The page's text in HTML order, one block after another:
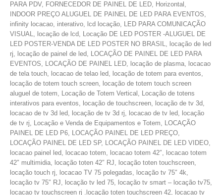
PARA PDV, FORNECEDOR DE PAINEL DE LED, Horizontal,
INDOOR PREÇO ALUGUEL DE PAINEL DE LED PARA EVENTOS,
infinity locacao, interativo, lcd locação, LED PARA COMUNICAÇÃO
VISUAL, locação de lcd, Locação DE LED POSTER -ALUGUEL DE
LED POSTER-VENDA DE LED POSTER NO BRASIL, locação de led
rj, locação de painel de led, LOCAÇÃO DE PAINEL DE LED PARA
EVENTOS, LOCAÇÃO DE PAINEL LED, locação de plasma, locacao
de tela touch, locacao de telao led, locação de totem para eventos,
locação de totem touch screen, locação de totem touch screen
aluguel de totem, Locação de Totem Vertical, Locação de totens
interativos para eventos, locação de touchscreen, locação de tv 3d,
locacao de tv 3d led, locação de tv 3d rj, locacao de tv led, locação
de tv rj, Locação e Venda de Equipamentos e Totem, LOCAÇÃO
PAINEL DE LED P6, LOCAÇÃO PAINEL DE LED PREÇO,
LOCAÇÃO PAINEL DE LED SP, LOCAÇÃO PAINEL DE LED VIDEO,
locacao painel led, locacao totem, locacao totem 42″, locacao totem
42″ multimidia, locação toten 42″ RJ, locação toten touchscreen,
locação touch rj, locacao TV 75 polegadas, locação tv 75″ 4k,
locação tv 75″ RJ, locação tv led 75, locação tv smart – locação tv75,
locacao tv touchscreen rj .locação toten touchscreen 42, locacao tv